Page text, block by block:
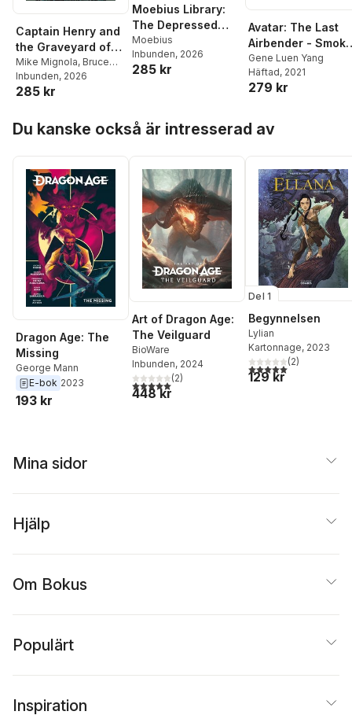
Captain Henry and
the Graveyard of
Time
Mike Mignola, Bruce
Zick
Inbunden, 2026
285 kr
Moebius Library:
The Depressed
Hunter
Moebius
Inbunden, 2026
285 kr
Avatar: The Last
Airbender - Smoke
and Shadow
Omnibus
Gene Luen Yang
Häftad, 2021
279 kr
Du kanske också är intresserad av
Dragon Age: The
Missing
George Mann
E-bok 2023
193 kr
Art of Dragon Age:
The Veilguard
BioWare
Inbunden, 2024
5,0utav 5 stjärnor. Totalt antal röster:
(2)
448 kr
Del 1
Begynnelsen
Lylian
Kartonnage, 2023
5,0utav 5 stjärnor.
(2)
129 kr
Mina sidor
Hjälp
Om Bokus
Populärt
Inspiration